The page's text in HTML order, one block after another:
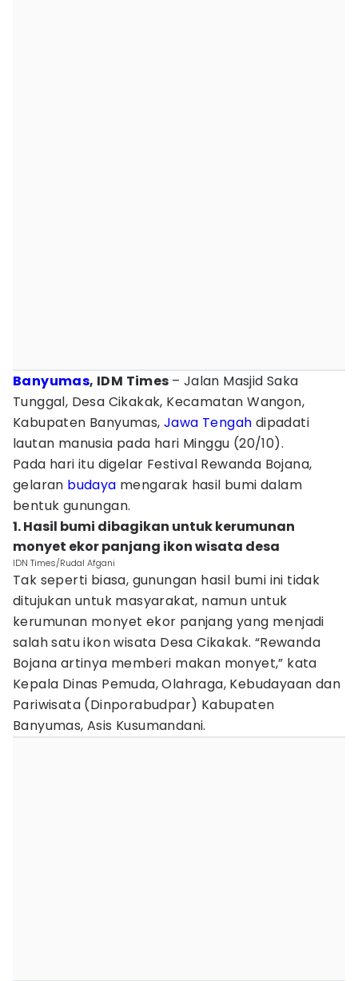
Banyumas, IDM Times – Jalan Masjid Saka
Tunggal, Desa Cikakak, Kecamatan Wangon,
Kabupaten Banyumas, Jawa Tengah dipadati
lautan manusia pada hari Minggu (20/10).
Pada hari itu digelar Festival Rewanda Bojana,
gelaran budaya mengarak hasil bumi dalam
bentuk gunungan.
1. Hasil bumi dibagikan untuk kerumunan
monyet ekor panjang ikon wisata desa
IDN Times/Rudal Afgani
Tak seperti biasa, gunungan hasil bumi ini tidak
ditujukan untuk masyarakat, namun untuk
kerumunan monyet ekor panjang yang menjadi
salah satu ikon wisata Desa Cikakak. “Rewanda
Bojana artinya memberi makan monyet,” kata
Kepala Dinas Pemuda, Olahraga, Kebudayaan dan
Pariwisata (Dinporabudpar) Kabupaten
Banyumas, Asis Kusumandani.